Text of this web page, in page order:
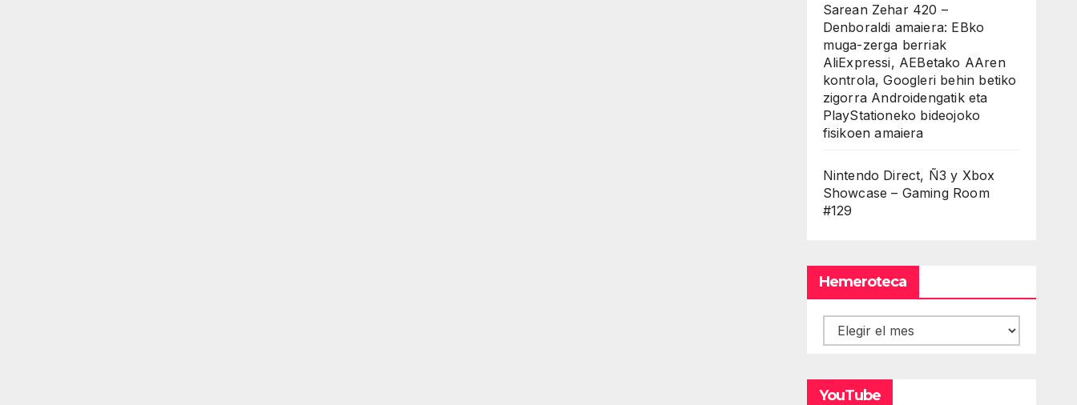
Sarean Zehar 420 –
Denboraldi amaiera: EBko
muga-zerga berriak
AliExpressi, AEBetako AAren
kontrola, Googleri behin betiko
zigorra Androidengatik eta
PlayStationeko bideojoko
fisikoen amaiera
Nintendo Direct, Ñ3 y Xbox
Showcase – Gaming Room
#129
Hemeroteca
Hemeroteca
YouTube